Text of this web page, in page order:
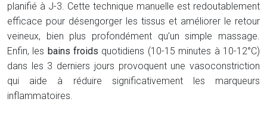
planifié à J-3. Cette technique manuelle est redoutablement
efficace pour désengorger les tissus et améliorer le retour
veineux, bien plus profondément qu’un simple massage.
Enfin, les bains froids quotidiens (10-15 minutes à 10-12°C)
dans les 3 derniers jours provoquent une vasoconstriction
qui aide à réduire significativement les marqueurs
inflammatoires.